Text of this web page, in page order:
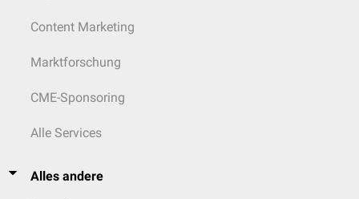
Content Marketing
Marktforschung
CME-Sponsoring
Alle Services
Alles andere